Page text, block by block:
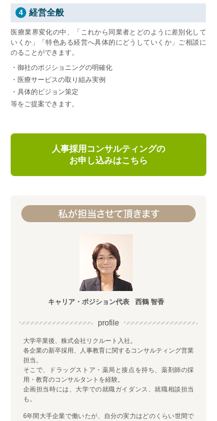
4 経営全般
医療業界変化の中、「これから同業者とどのように差別化して
いくか」「特色ある経営へ具体的にどうしていくか」ご相談に
のることができます。
・御社のポジショニングの明確化
・医療サービスの取り組み実例
・具体的ビジョン策定
等をご提案できます。
人事採用コンサルティングの
お申し込みはこちら
キャリア・ポジション代表 西鶴 智香
profile
大学卒業後、株式会社リクルート入社。
各企業の新卒採用、人事教育に関するコンサルティング営業
担当。
そこで、ドラッグストア・薬局と接点を持ち、薬剤師の採
用・教育のコンサルタントを経験。
企画担当時には、大学での就職ガイダンス、就職相談担当
も。
6年間大手企業で働いたが、自分の実力はどのくらい世間で